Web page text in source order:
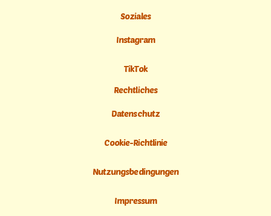
Soziales
Instagram
TikTok
Rechtliches
Datenschutz
Cookie-Richtlinie
Nutzungsbedingungen
Impressum